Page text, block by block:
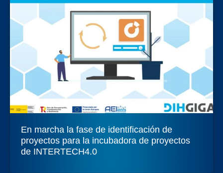
En marcha la fase de identificación de
proyectos para la incubadora de proyectos
de INTERTECH4.0